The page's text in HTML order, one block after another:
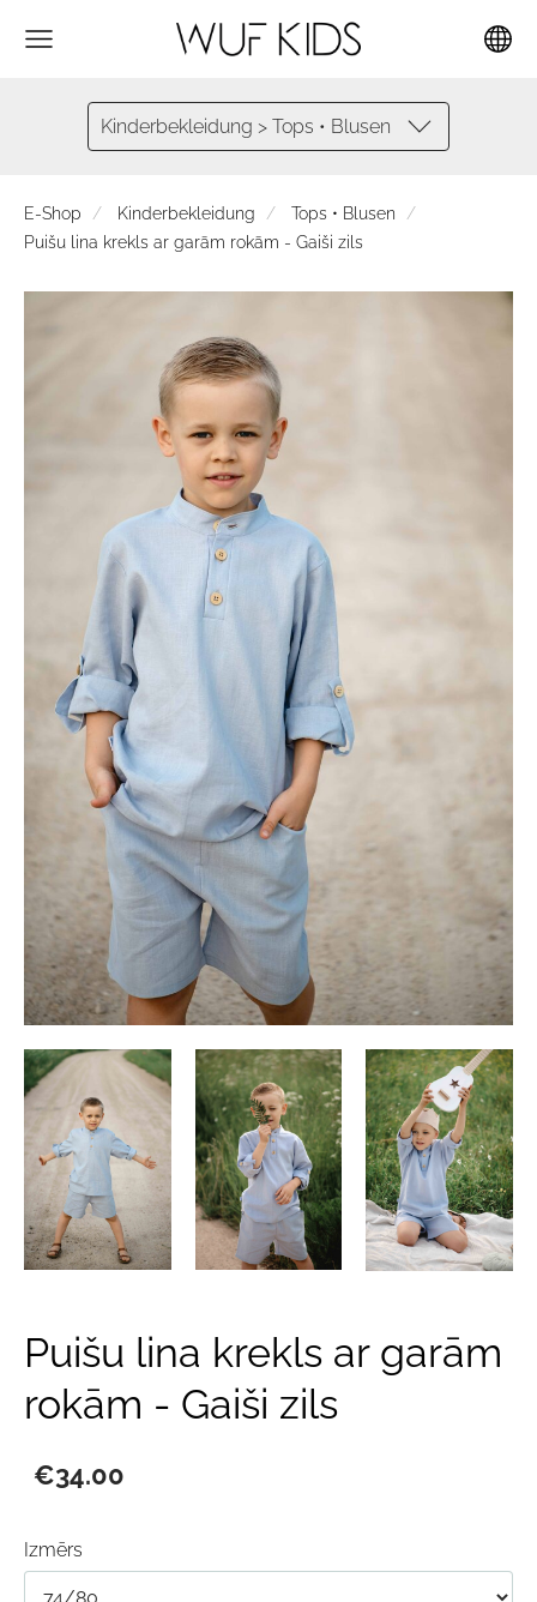
Kinderbekleidung > Tops • Blusen
E-Shop Kinderbekleidung
Tops • Blusen
Puišu lina krekls ar garām rokām - Gaiši zils
Puišu lina krekls ar garām
rokām - Gaiši zils
€34.00
Izmērs